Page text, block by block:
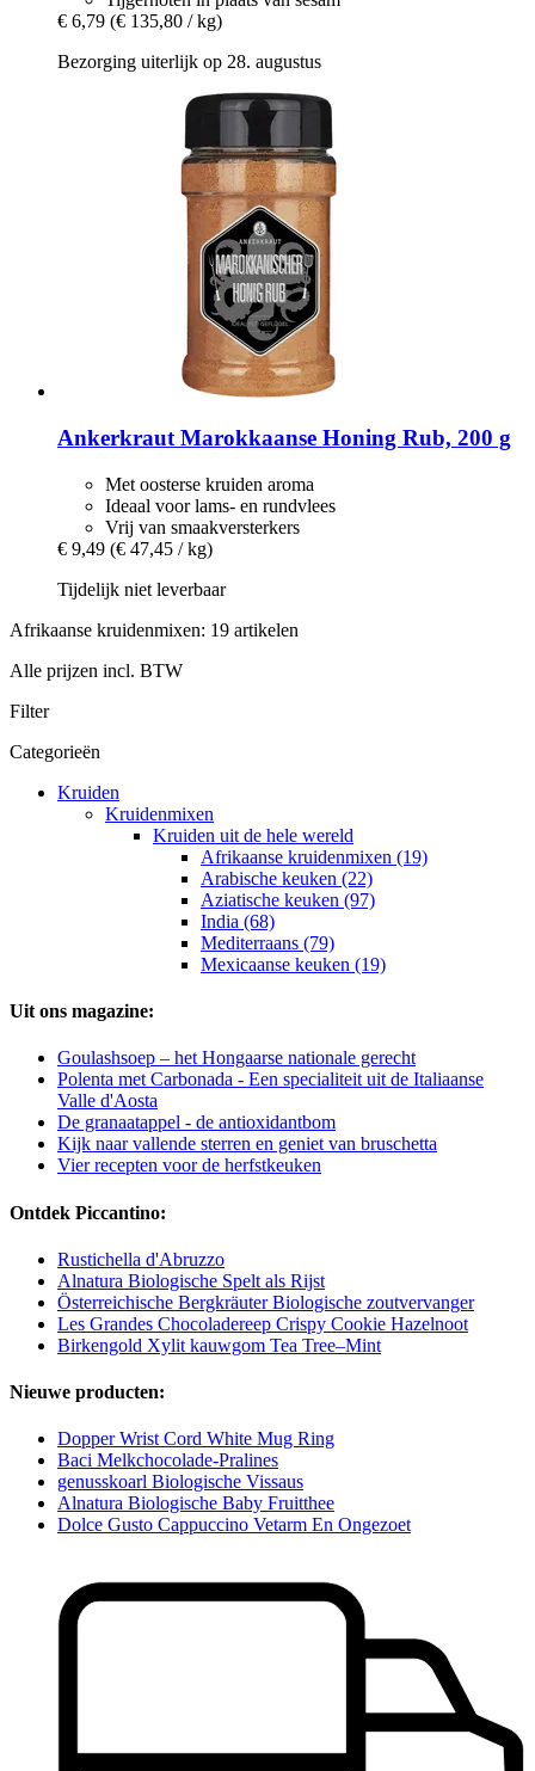
€ 6,79 (€ 135,80 / kg)
Bezorging uiterlijk op 28. augustus
Ankerkraut Marokkaanse Honing Rub, 200 g
Met oosterse kruiden aroma
Ideaal voor lams- en rundvlees
Vrij van smaakversterkers
€ 9,49 (€ 47,45 / kg)
Tijdelijk niet leverbaar
Afrikaanse kruidenmixen: 19 artikelen
Alle prijzen incl. BTW
Filter
Categorieën
Kruiden
Kruidenmixen
Kruiden uit de hele wereld
Afrikaanse kruidenmixen (19)
Arabische keuken (22)
Aziatische keuken (97)
India (68)
Mediterraans (79)
Mexicaanse keuken (19)
Uit ons magazine:
Goulashsoep – het Hongaarse nationale gerecht
Polenta met Carbonada - Een specialiteit uit de Italiaanse
Valle d'Aosta
De granaatappel - de antioxidantbom
Kijk naar vallende sterren en geniet van bruschetta
Vier recepten voor de herfstkeuken
Ontdek Piccantino:
Rustichella d'Abruzzo
Alnatura Biologische Spelt als Rijst
Österreichische Bergkräuter Biologische zoutvervanger
Les Grandes Chocoladereep Crispy Cookie Hazelnoot
Birkengold Xylit kauwgom Tea Tree–Mint
Nieuwe producten:
Dopper Wrist Cord White Mug Ring
Baci Melkchocolade-Pralines
genusskoarl Biologische Vissaus
Alnatura Biologische Baby Fruitthee
Dolce Gusto Cappuccino Vetarm En Ongezoet